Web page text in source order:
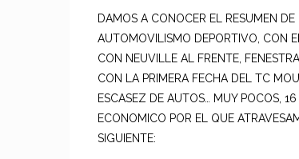
link
Author
page.
other
works.
admin
DAMOS A CONOCER EL RESUMEN
AUTOMOVILISMO DEPORTIVO, CON
CON NEUVILLE AL FRENTE,
CON LA PRIMERA FECHA DEL TC
ESCASEZ DE AUTOS… MUY POCOS,
ECONOMICO POR EL QUE
SIGUIENTE: